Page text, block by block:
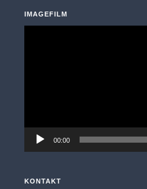
IMAGEFILM
00:00
KONTAKT